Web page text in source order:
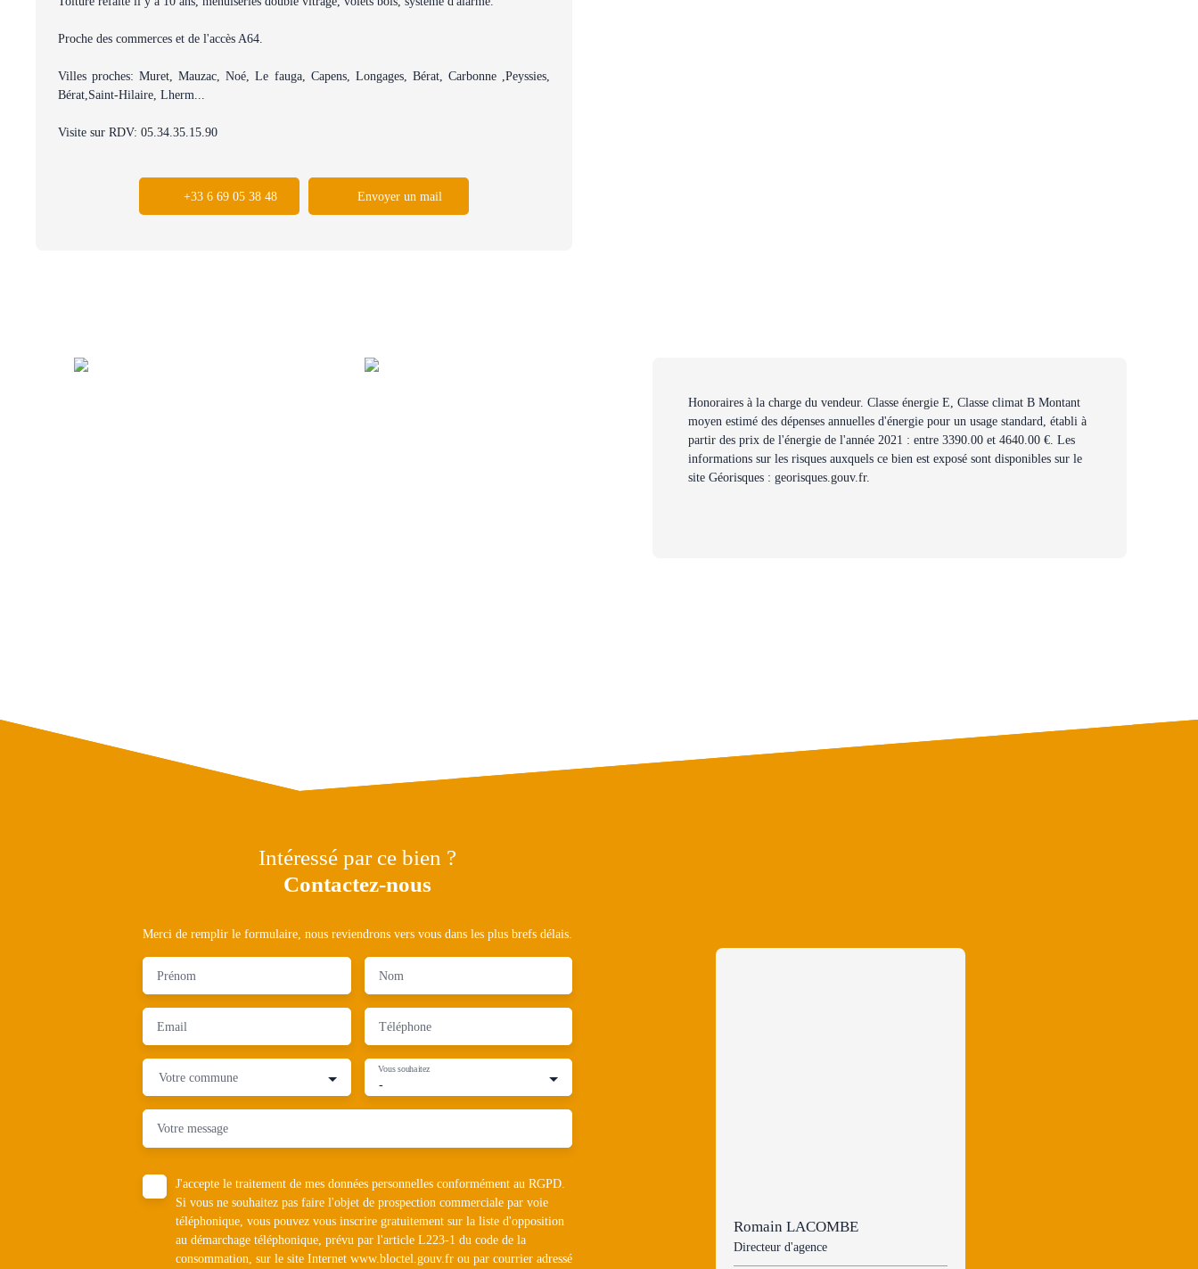
Proche des commerces et de l'accès A64.
Villes proches: Muret, Mauzac, Noé, Le fauga, Capens, Longages, Bérat, Carbonne ,Peyssies,
Bérat,Saint-Hilaire, Lherm...
Visite sur RDV: 05.34.35.15.90
+33 6 69 05 38 48 Envoyer un mail
Honoraires à la charge du vendeur. Classe énergie E, Classe climat B Montant
moyen estimé des dépenses annuelles d'énergie pour un usage standard, établi à
partir des prix de l'énergie de l'année 2021 : entre 3390.00 et 4640.00 €. Les
informations sur les risques auxquels ce bien est exposé sont disponibles sur le
site Géorisques : georisques.gouv.fr.
Intéressé par ce bien ?
Contactez-nous
Merci de remplir le formulaire, nous reviendrons vers vous dans les plus brefs délais.
Prénom Nom
Email Téléphone
Votre commune -
Vous souhaitez
Votre message
J'accepte le traitement de mes données personnelles conformément au RGPD.
Si vous ne souhaitez pas faire l'objet de prospection commerciale par voie
téléphonique, vous pouvez vous inscrire gratuitement sur la liste d'opposition
au démarchage téléphonique, prévu par l'article L223-1 du code de la
consommation, sur le site Internet www.bloctel.gouv.fr ou par courrier adressé
Romain LACOMBE
Directeur d'agence